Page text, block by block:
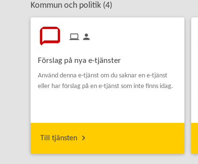
Kommun och politik (4)
Förslag på nya e-tjänster
Använd denna e-tjänst om du saknar en e-tjänst
eller har förslag på en e-tjänst som inte finns idag.
Till tjänsten